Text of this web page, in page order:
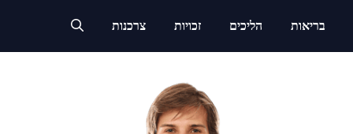
בריאות הליכים זכויות צרכנות